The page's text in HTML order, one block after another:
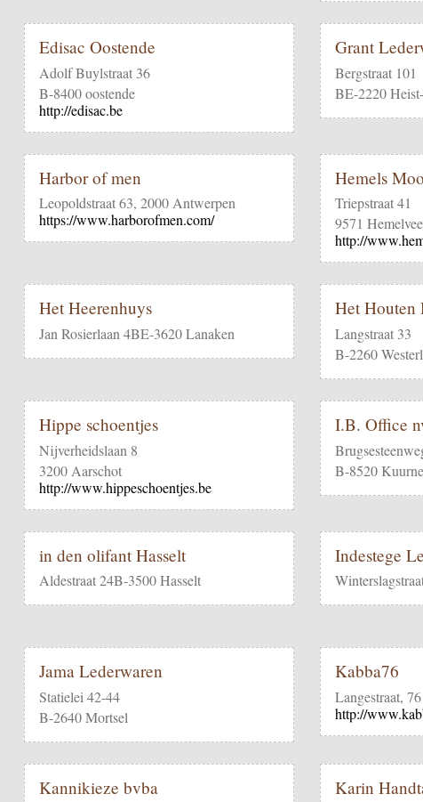
Edisac Oostende
Adolf Buylstraat 36
B-8400 oostende
http://edisac.be
Grant
Bergstraat 101
BE-2220
Harbor of men
Leopoldstraat 63, 2000 Antwerpen
https://www.harborofmen.com/
Hemels
Triepstraat 41
9571
http://
Het Heerenhuys
Jan Rosierlaan 4BE-3620 Lanaken
Het Houten
Langstraat 33
B-2260
Hippe schoentjes
Nijverheidslaan 8
3200 Aarschot
http://www.hippeschoentjes.be
I.B. Office
B-8520 Kuurne
in den olifant Hasselt
Aldestraat 24B-3500 Hasselt
Indestege
Jama Lederwaren
Statielei 42-44
B-2640 Mortsel
Kabba76
Langestraat,
http://
Kannikieze bvba Karin